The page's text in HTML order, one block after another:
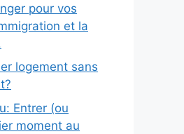
pour vos
et la
logement sans
Entrer (ou
moment au